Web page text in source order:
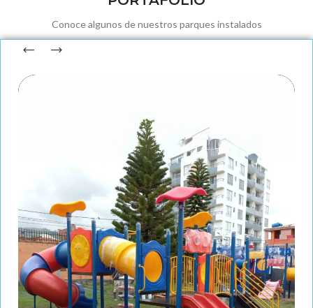
Conoce algunos de nuestros parques instalados